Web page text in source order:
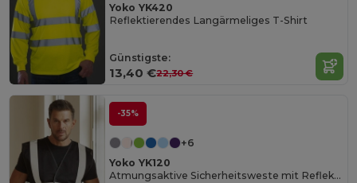
Yoko YK420
Reflektierendes Langärmeliges T-Shirt
Günstigste:
13,40 €22,30 €
-35%
+6
Yoko YK120
Atmungsaktive Sicherheitsweste mit Reflektorstreifen